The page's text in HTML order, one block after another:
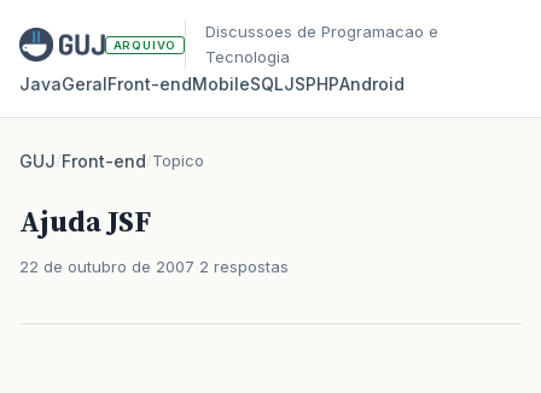
ARQUIVO
Discussoes de Programacao e
Tecnologia
JavaGeralFront‑endMobileSQLJSPHPAndroid
GUJ/Front-end/Topico
Ajuda JSF
22 de outubro de 2007 2 respostas